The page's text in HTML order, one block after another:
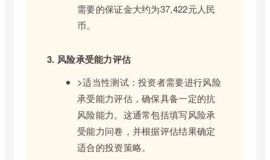
需要的保证金大约为37,422元人民
币。
3. 风险承受能力评估
>适当性测试：投资者需要进行风险
承受能力评估，确保具备一定的抗
风险能力。这通常包括填写风险承
受能力问卷，并根据评估结果确定
适合的投资策略。